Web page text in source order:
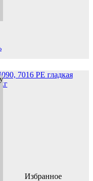
7016 РЕ гладкая
Избранное